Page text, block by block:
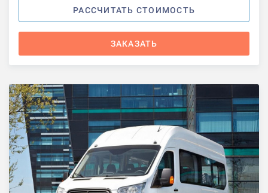
РАССЧИТАТЬ СТОИМОСТЬ
ЗАКАЗАТЬ